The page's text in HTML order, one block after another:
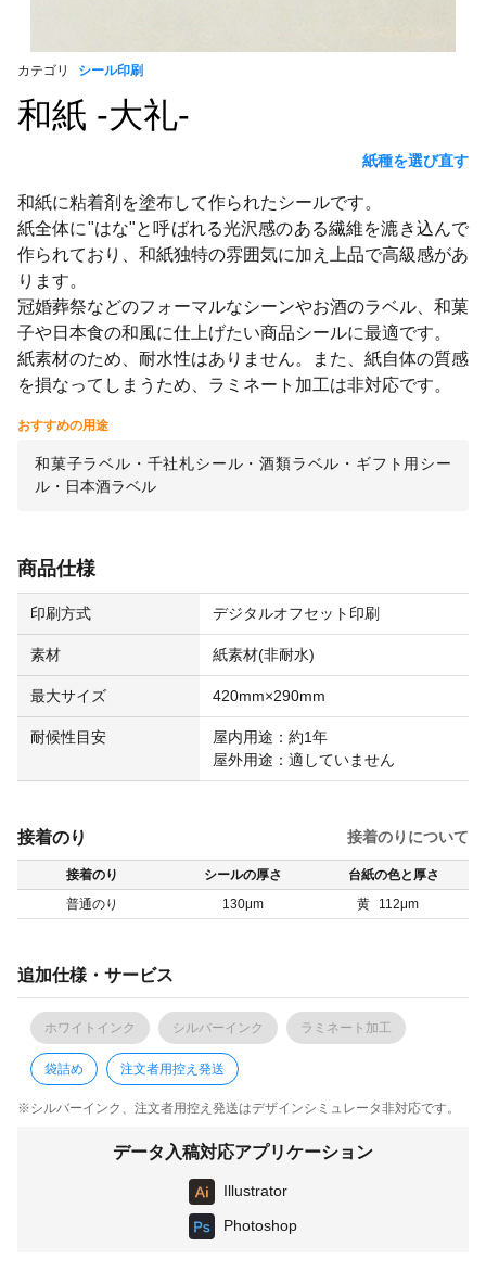
データ入稿対応アプリケーション
Illustrator
Photoshop
カテゴリ シール印刷
和紙 -大礼-
紙種を選び直す
和紙に粘着剤を塗布して作られたシールです。
紙全体に"はな"と呼ばれる光沢感のある繊維を漉き込んで
作られており、和紙独特の雰囲気に加え上品で高級感があ
ります。
冠婚葬祭などのフォーマルなシーンやお酒のラベル、和菓
子や日本食の和風に仕上げたい商品シールに最適です。
紙素材のため、耐水性はありません。また、紙自体の質感
を損なってしまうため、ラミネート加工は非対応です。
おすすめの用途
和菓子ラベル・千社札シール・酒類ラベル・ギフト用シー
ル・日本酒ラベル
商品仕様
印刷方式 デジタルオフセット印刷
素材 紙素材(非耐水)
最大サイズ 420mm×290mm
耐候性目安
屋内用途：約1年
屋外用途：適していません
接着のり 接着のりについて
接着のり シールの厚さ
台紙の色と厚さ
普通のり
130μm 黄 112μm
追加仕様・サービス
ホワイトインク シルバーインク ラミネート加工
袋詰め 注文者用控え発送
※シルバーインク、注文者用控え発送はデザインシミュレータ非対応です。